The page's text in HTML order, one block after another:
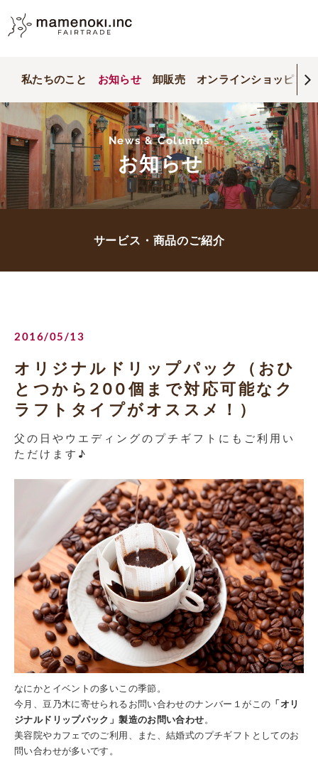
私たちのこと お知らせ 卸販売 オンラインショッピング
News & Columns
お知らせ
サービス・商品のご紹介
2016/05/13
オリジナルドリップパック（おひ
とつから200個まで対応可能なク
ラフトタイプがオススメ！）
父の日やウエディングのプチギフトにもご利用い
ただけます♪
なにかとイベントの多いこの季節。
今月、豆乃木に寄せられるお問い合わせのナンバー１がこの 「オリ
ジナルドリップパック」製造のお問い合わせ。
美容院やカフェでのご利用、また、結婚式のプチギフトとしてのお
問い合わせが多いです。